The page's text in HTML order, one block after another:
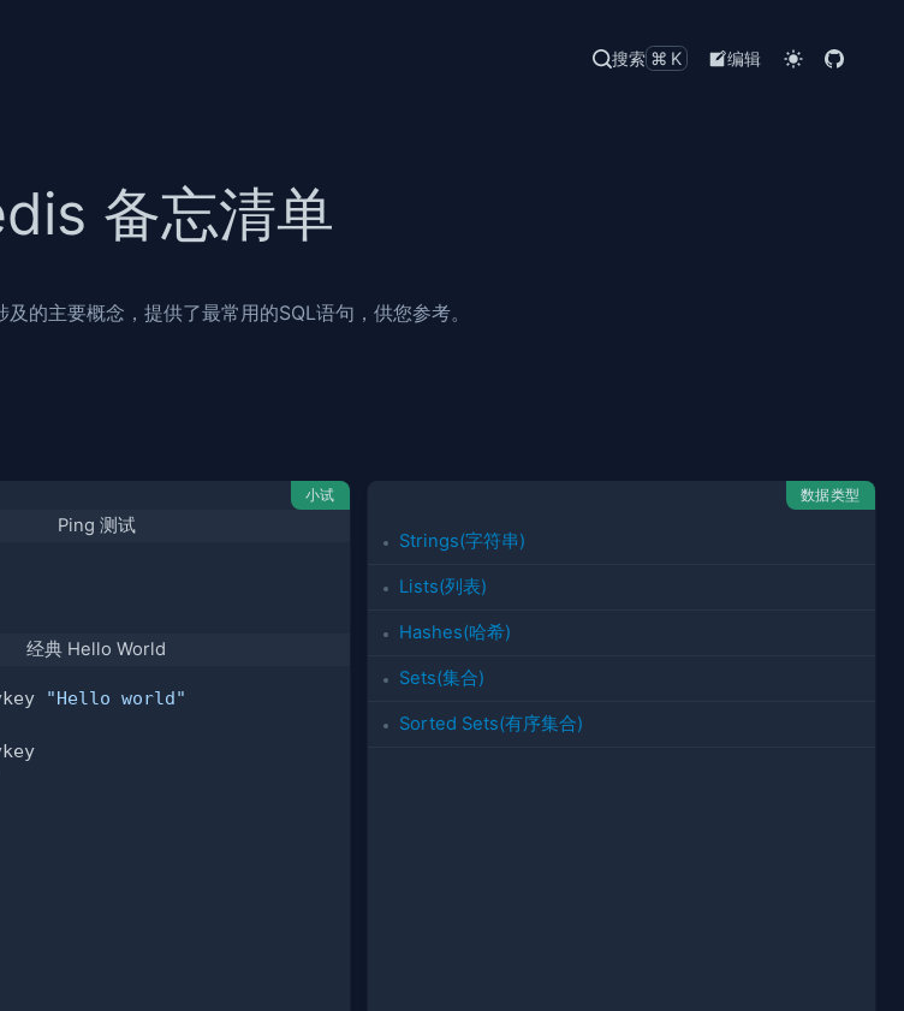
搜索 ⌘K 编辑
备忘清单
及的主要概念，提供了最常用的SQL语句，供您参考。
小试
Ping 测试
经典 Hello World
"Hello world"
数据类型
Strings(字符串)
Lists(列表)
Hashes(哈希)
Sets(集合)
Sorted Sets(有序集合)